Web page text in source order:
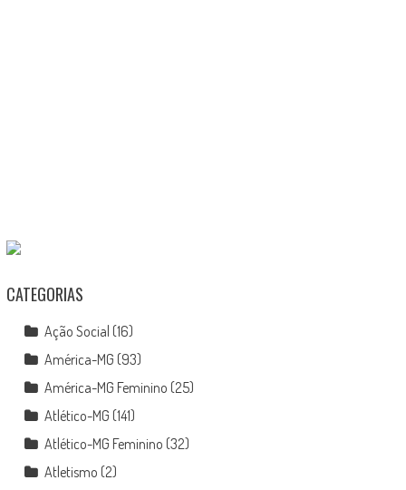
CATEGORIAS
Ação Social (16)
América-MG (93)
América-MG Feminino (25)
Atlético-MG (141)
Atlético-MG Feminino (32)
Atletismo (2)